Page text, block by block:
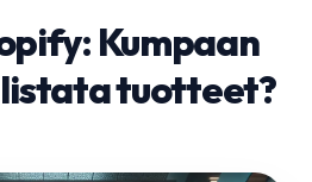
Kumpaan
tuotteet?